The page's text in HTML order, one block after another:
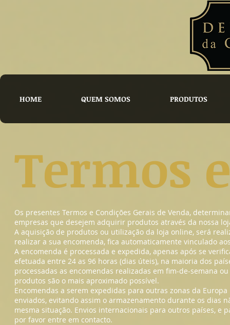
HOME QUEM SOMOS PRODUTOS
Termos
Os presentes Termos e Condições Gerais de Venda,
empresas que desejem adquirir produtos através da nossa
A aquisição de produtos ou utilização da loja online, será
realizar a sua encomenda, fica automaticamente vinculado
A encomenda é processada e expedida, apenas após se
efetuada entre 24 as 96 horas (dias úteis), na maioria dos
processadas as encomendas realizadas em fim-de-semana
produtos são o mais aproximado possível.
Encomendas a serem expedidas para outras zonas da
enviados, evitando assim o armazenamento durante os dias
mesma situação. Envios internacionais para outros países, e
por favor entre em contacto.